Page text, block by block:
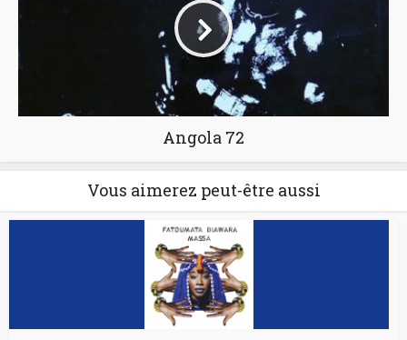
Angola 72
Vous aimerez peut-être aussi